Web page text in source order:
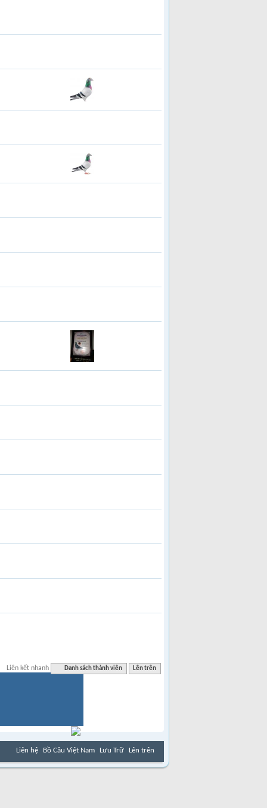
Liên kết nhanh Danh sách thành viên Lên trên
Liên hệ Bồ Câu Việt Nam Lưu Trữ Lên trên